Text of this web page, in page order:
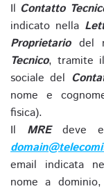
Il Contatto
indicato nella
Proprietariodel
Tecnico, tramite il
sociale del
nome e
fisica).
Il MREdeve
email indicata
nome a